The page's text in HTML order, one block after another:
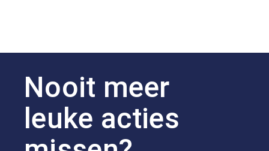
Nooit meer
leuke acties